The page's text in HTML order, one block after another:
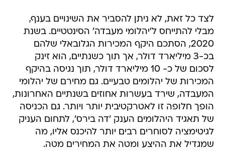
לצד כל זאת, לא ניתן להסביר את השינויים בענף,
מבלי להתייחס ל'יהלומי מעבדה' הסינטטיים. בשנת
2020, הסתכם היקף המכירות הגלובאלי שלהם
בכ-3 מיליארד דולר, אך תוך כשנתיים, הוא זינק
לסכום של כ- 10 מיליארד דולר, תוך נגיסה בהיקף
המכירות של יהלומים טבעיים. גם מחירם של יהלומי
המעבדה, שירד בעשרות אחוזים בשנתיים האחרונות,
הופך חלופה זו לאטרקטיבית יותר ויותר. גם הכניסה
של תאגיד היהלומים הענק 'דה בירס', לתחום העניק
לגיטימציה לסוחרים רבים יותר להיכנס אליו, מה
שמגדיל את ההיצע ומטה את המחירים מטה.